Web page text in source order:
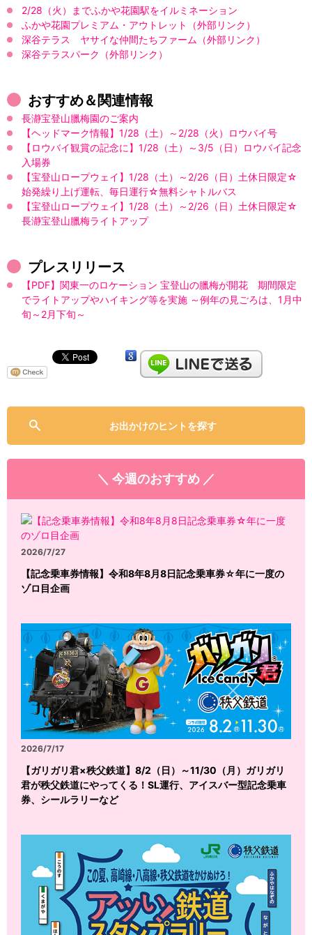
2/28（火）までふかや花園駅をイルミネーション
ふかや花園プレミアム・アウトレット（外部リンク）
深谷テラス ヤサイな仲間たちファーム（外部リンク）
深谷テラスパーク（外部リンク）
おすすめ＆関連情報
長瀞宝登山臘梅園のご案内
【ヘッドマーク情報】1/28（土）～2/28（火）ロウバイ号
【ロウバイ観賞の記念に】1/28（土）～3/5（日）ロウバイ記念
入場券
【宝登山ロープウェイ】1/28（土）～2/26（日）土休日限定☆
始発繰り上げ運転、毎日運行☆無料シャトルバス
【宝登山ロープウェイ】1/28（土）～2/26（日）土休日限定☆
長瀞宝登山臘梅ライトアップ
プレスリリース
【PDF】関東一のロケーション 宝登山の臘梅が開花 期間限定
でライトアップやハイキング等を実施 ～例年の見ごろは、1月中
旬～2月下旬～
お出かけのヒントを探す
＼ 今週のおすすめ ／
2026/7/27
【記念乗車券情報】令和8年8月8日記念乗車券☆年に一度の
ゾロ目企画
2026/7/17
【ガリガリ君×秩父鉄道】8/2（日）～11/30（月）ガリガリ
君が秩父鉄道にやってくる！SL運行、アイスバー型記念乗車
券、シールラリーなど